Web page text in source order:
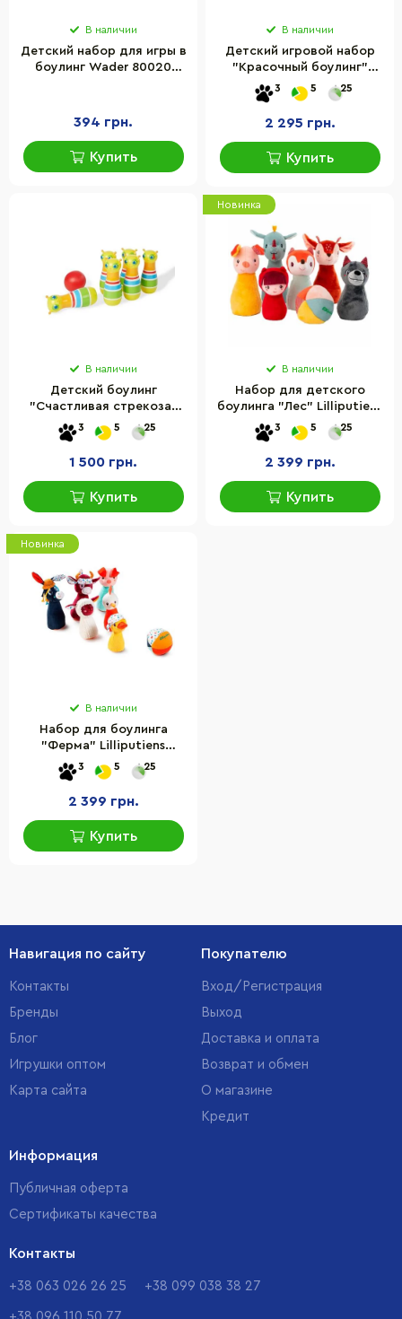
В наличии
Детский набор для игры в
боулинг Wader 80020
394 грн.
Купить
В наличии
Детский игровой набор
"Красочный боулинг"
Battat BX2438Z 6 кеглей
3 5 25
2 295 грн.
Купить
В наличии
Детский боулинг
"Счастливая стрекоза"
Melissa&Doug MD16685, 6
кеглей
3 5 25
1 500 грн.
Купить
Новинка
В наличии
Набор для детского
боулинга "Лес" Lilliputiens
(83465) 83465-LP 7
элементов в комплекте
3 5 25
2 399 грн.
Купить
Новинка
В наличии
Набор для боулинга
"Ферма" Lilliputiens
(83159) 83159-LP 7
элементов в комплекте
3 5 25
2 399 грн.
Купить
Навигация по сайту
Контакты
Бренды
Блог
Игрушки оптом
Карта сайта
Покупателю
Вход/Регистрация
Выход
Доставка и оплата
Возврат и обмен
О магазине
Кредит
Информация
Публичная оферта
Сертификаты качества
Контакты
+38 063 026 26 25 +38 099 038 38 27